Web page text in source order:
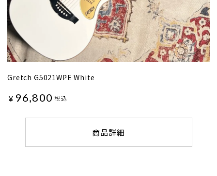
Gretch G5021WPE White
¥ 96,800 税込
商品詳細